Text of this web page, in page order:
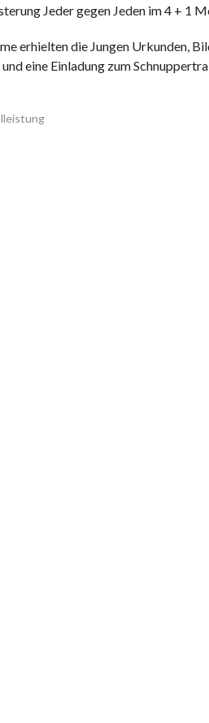
Jeder gegen Jeden im 4 + 1
erhielten die Jungen Urkunden,
eine Einladung zum